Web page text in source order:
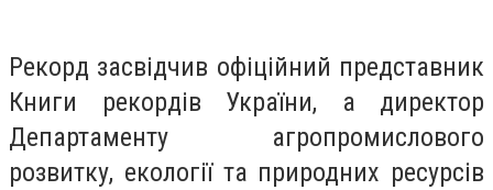
Рекорд засвідчив офіційний представник
Книги рекордів України, а директор
Департаменту агропромислового
розвитку, екології та природних ресурсів